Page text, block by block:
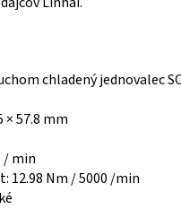
chladený jednovalec
× 57.8 mm
/ min
12.98 Nm / 5000 /min